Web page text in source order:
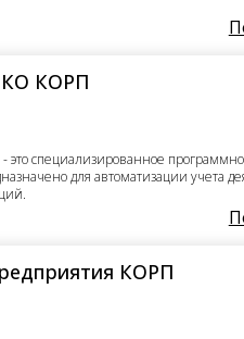
КОРП
специализированное
для автоматизации учета
КОРП